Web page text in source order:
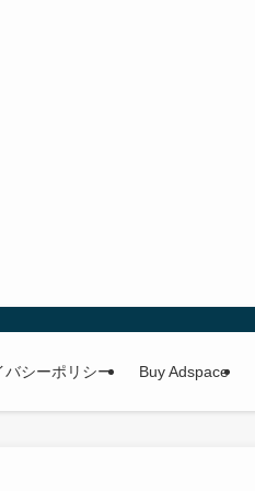
バシーポリシー Buy Adspace